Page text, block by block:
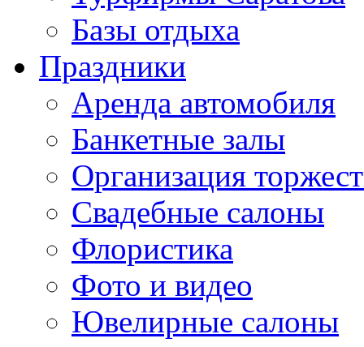
Базы отдыха
Праздники
Аренда автомобиля
Банкетные залы
Организация
Свадебные салоны
Флористика
Фото и видео
Ювелирные салоны